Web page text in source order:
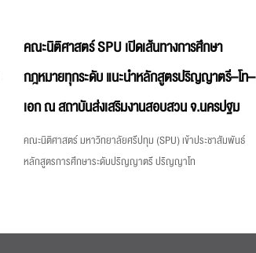
คณะนิติศาสตร์ SPU เปิดเส้นทางการศึกษา
กฎหมายทุกระดับ แนะนำหลักสูตรปริญญาตรี–โท–
เอก ณ สถาบันส่งเสริมงานสอบสวน จ.นครปฐม
คณะนิติศาสตร์ มหาวิทยาลัยศรีปทุม (SPU) เข้าประชาสัมพันธ์
หลักสูตรการศึกษาระดับปริญญาตรี ปริญญาโท